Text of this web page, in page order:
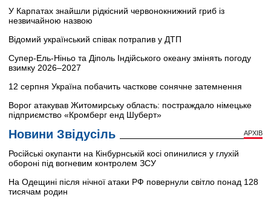
У Карпатах знайшли рідкісний червонокнижний гриб із
незвичайною назвою
Відомий український співак потрапив у ДТП
Супер-Ель-Ніньо та Діполь Індійського океану змінять погоду
взимку 2026–2027
12 серпня Україна побачить часткове сонячне затемнення
Ворог атакував Житомирську область: постраждало німецьке
підприємство «Кромберг енд Шуберт»
Новини Звідусіль АРХІВ
Російські окупанти на Кінбурнській косі опинилися у глухій
обороні під вогневим контролем ЗСУ
На Одещині після нічної атаки РФ повернули світло понад 128
тисячам родин